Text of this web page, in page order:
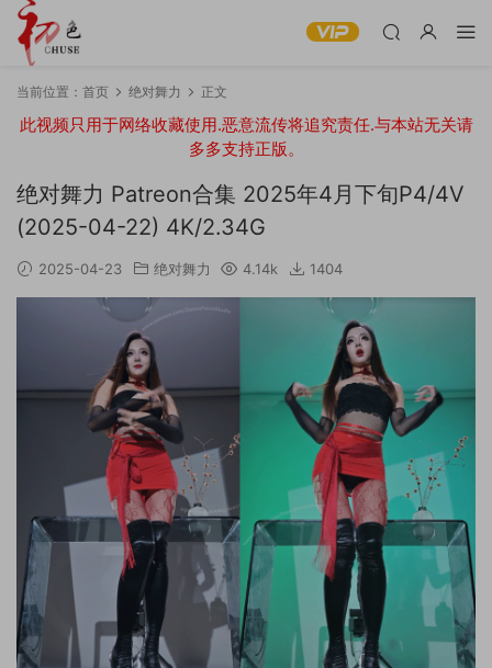
当前位置： 首页 绝对舞力 正文
此视频只用于网络收藏使用.恶意流传将追究责任.与本站无关请
多多支持正版。
绝对舞力 Patreon合集 2025年4月下旬P4/4V
(2025-04-22) 4K/2.34G
2025-04-23 绝对舞力 4.14k 1404